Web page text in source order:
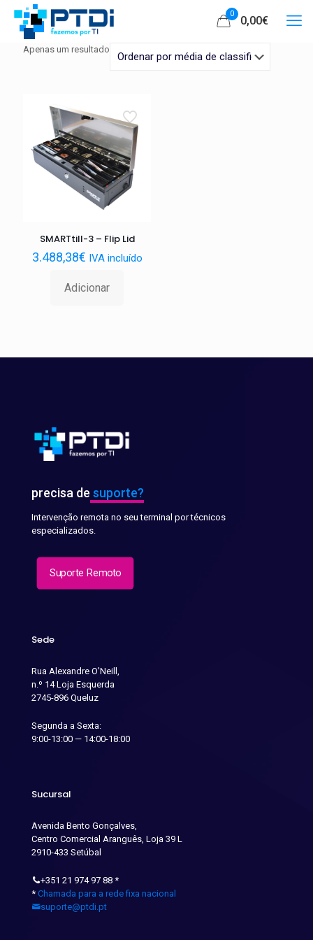
0
0,00€
Apenas um resultado
SMARTtill-3 – Flip Lid
3.488,38€ IVA incluído
Adicionar
precisa de suporte?
Intervenção remota no seu terminal por técnicos
especializados.
Suporte Remoto
Sede
Rua Alexandre O'Neill,
n.º 14 Loja Esquerda
2745-896 Queluz
Segunda a Sexta:
9:00-13:00 — 14:00-18:00
Sucursal
Avenida Bento Gonçalves,
Centro Comercial Aranguês, Loja 39 L
2910-433 Setúbal
+351 21 974 97 88 *
* Chamada para a rede fixa nacional
suporte@ptdi.pt